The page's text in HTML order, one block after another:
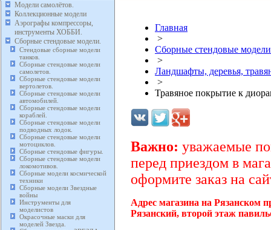
Модели самолётов.
Коллекционные модели
Аэрографы компрессоры,
инструменты ХОББИ.
Сборные стендовые модели.
Стендовые сборные модели
танков.
Сборные стендовые модели
самолетов.
Сборные стендовые модели
вертолетов.
Сборные стендовые модели
автомобилей.
Сборные стендовые модели
кораблей.
Сборные стендовые модели
подводных лодок.
Сборные стендовые модели
мотоциклов.
Сборные стендовые фигуры.
Сборные стендовые модели
локомотивов.
Сборные модели космической
техники
Сборные модели Звездные
войны
Инструменты для
моделистов
Окрасочные маски для
моделей Звезда.
Главная
>
Сборные стендовые
>
Ландшафты, деревья,
>
Травяное покрытие к
Важно: уважаемые
перед приездом в
оформите заказ на
Адрес магазина на Рязанском
Рязанский, второй этаж